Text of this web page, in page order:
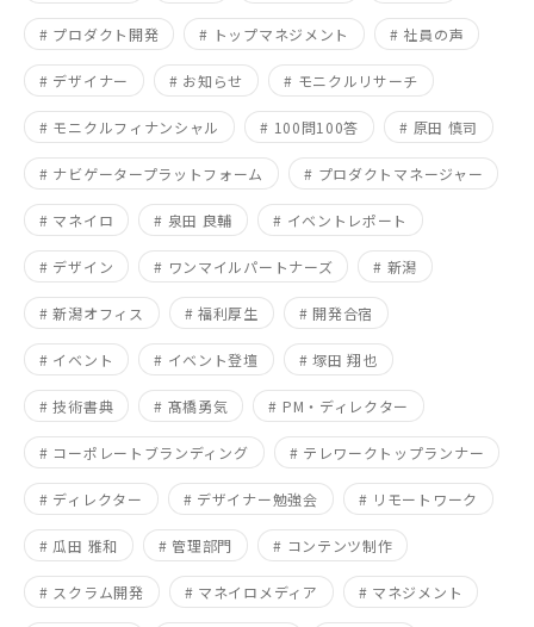
# プロダクト開発 # トップマネジメント # 社員の声
# デザイナー # お知らせ # モニクルリサーチ
# モニクルフィナンシャル # 100問100答 # 原田 慎司
# ナビゲータープラットフォーム # プロダクトマネージャー
# マネイロ # 泉田 良輔 # イベントレポート
# デザイン # ワンマイルパートナーズ # 新潟
# 新潟オフィス # 福利厚生 # 開発合宿
# イベント # イベント登壇 # 塚田 翔也
# 技術書典 # 髙橋勇気 # PM・ディレクター
# コーポレートブランディング # テレワークトップランナー
# ディレクター # デザイナー勉強会 # リモートワーク
# 瓜田 雅和 # 管理部門 # コンテンツ制作
# スクラム開発 # マネイロメディア # マネジメント